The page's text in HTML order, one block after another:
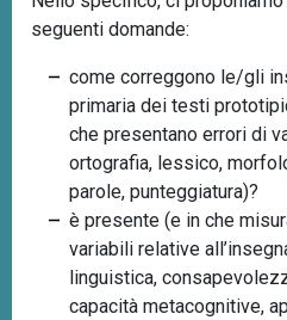
seguenti domande:
come correggono le/gli
primaria dei testi
che presentano errori di
ortografia, lessico,
parole, punteggiatura)?
è presente (e in che
variabili relative
linguistica,
capacità metacognitive,